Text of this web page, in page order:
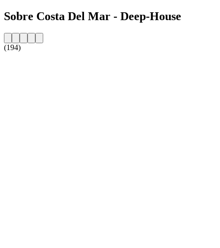
Sobre Costa Del Mar - Deep-House
(194)